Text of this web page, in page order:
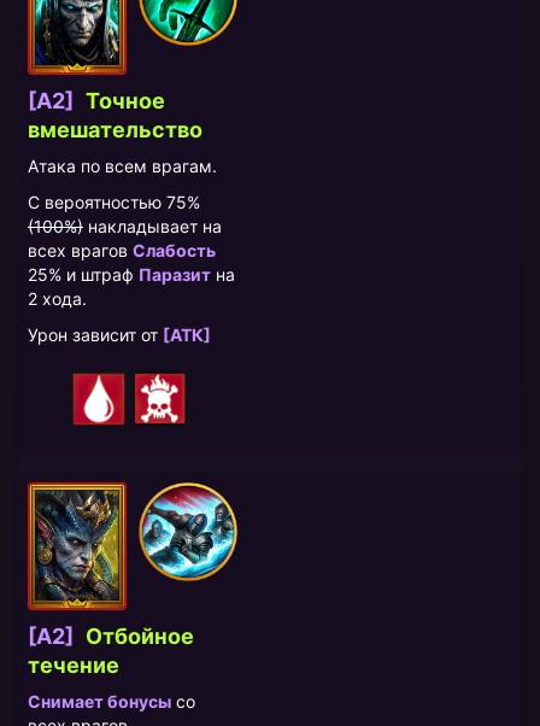
[A2]
Точное
вмешательство
Атака по всем врагам.
С вероятностью 75%
(100%) накладывает на
всех врагов Слабость
25% и штраф Паразит на
2 хода.
Урон зависит от [АТК]
[A2]
Отбойное
течение
Снимает бонусы со